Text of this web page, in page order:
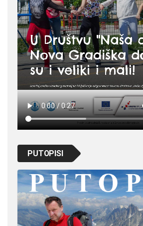
PUTOPISI